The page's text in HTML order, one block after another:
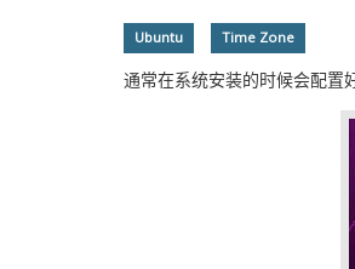
Ubuntu Time Zone
通常在系统安装的时候会配置